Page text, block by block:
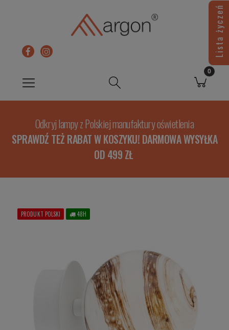
Odkryj lampy z Polskiej manufaktury oświetlenia
SPRAWDŹ TEŻ RABAT W KOSZYKU! DARMOWA WYSYŁKA
OD 499 ZŁ
PRODUKT POLSKI 48H
Lista życzeń